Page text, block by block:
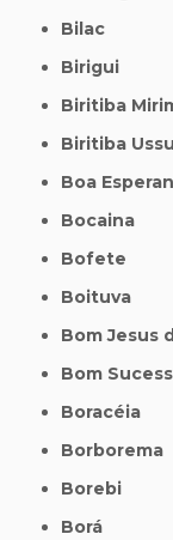
Bilac
Birigui
Biritiba
Biritiba Ussu
Boa
Bocaina
Bofete
Boituva
Bom
Bom
Boracéia
Borborema
Borebi
Borá